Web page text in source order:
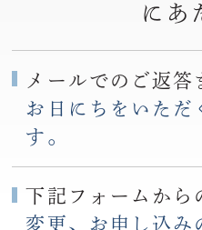
にあ
メールでのご返答
お日にちをいただ
す。
下記フォームから
変更、お申し込み